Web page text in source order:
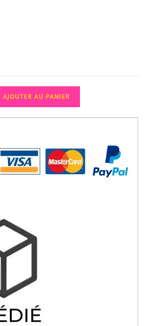
AJOUTER AU PANIER